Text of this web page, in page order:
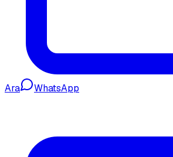
Ara WhatsApp